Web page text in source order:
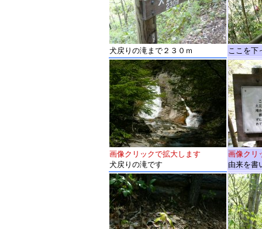
犬戻りの滝まで２３０ｍ ここを下
画像クリックで拡大します
犬戻りの滝です
画像クリ
由来を書